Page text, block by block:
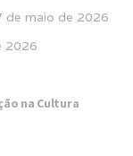
de maio de 2026
2026
na Cultura